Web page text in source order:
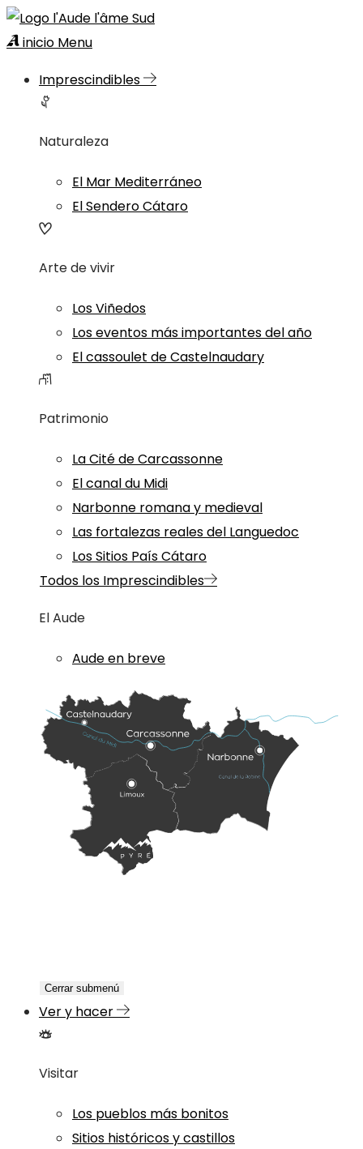
inicio Menu
Imprescindibles
Naturaleza
El Mar Mediterráneo
El Sendero Cátaro
Arte de vivir
Los Viñedos
Los eventos más importantes del año
El cassoulet de Castelnaudary
Patrimonio
La Cité de Carcassonne
El canal du Midi
Narbonne romana y medieval
Las fortalezas reales del Languedoc
Los Sitios País Cátaro
Todos los Imprescindibles
El Aude
Aude en breve
Cerrar submenú
Ver y hacer
Visitar
Los pueblos más bonitos
Sitios históricos y castillos